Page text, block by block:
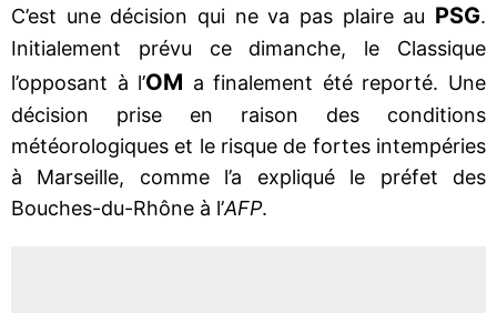
C’est une décision qui ne va pas plaire au PSG.
Initialement prévu ce dimanche, le Classique
l’opposant à l’OM a finalement été reporté. Une
décision prise en raison des conditions
météorologiques et le risque de fortes intempéries
à Marseille, comme l’a expliqué le préfet des
Bouches-du-Rhône à l’AFP.